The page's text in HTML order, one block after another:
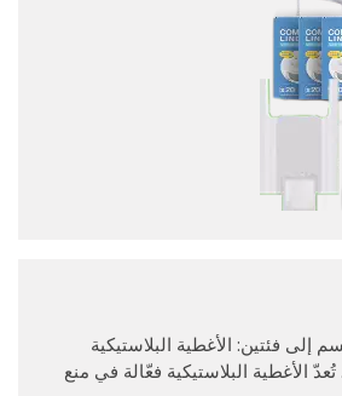
إلى فئتين: الأغطية البلاستيكية
تُعدّ الأغطية البلاستيكية فعّالة في منع